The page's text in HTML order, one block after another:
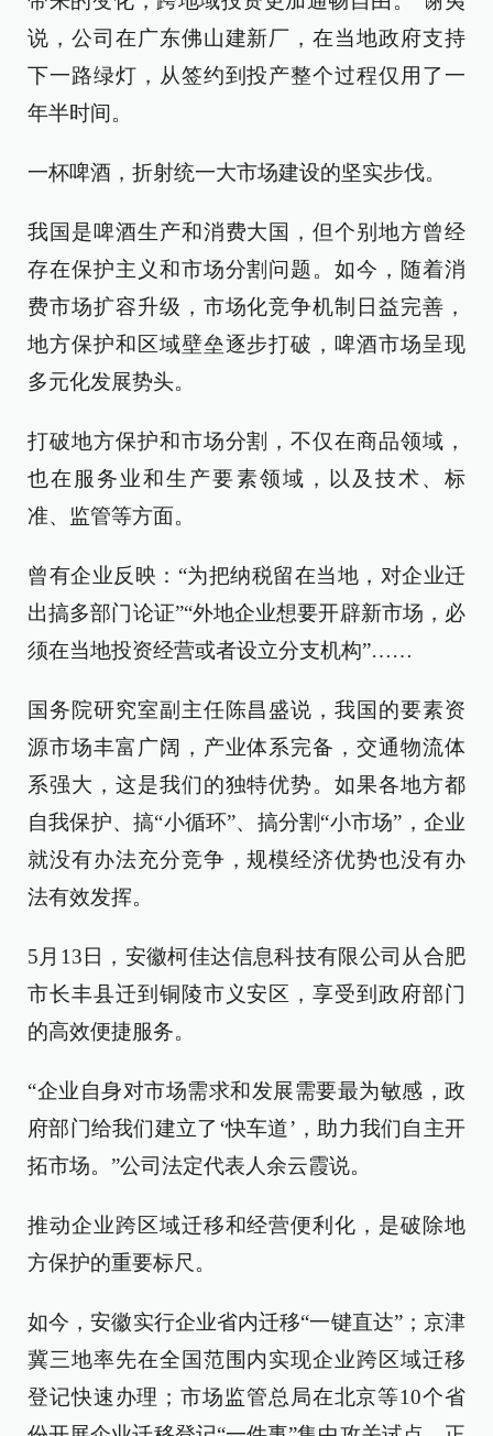
说，公司在广东佛山建新厂，在当地政府支持
下一路绿灯，从签约到投产整个过程仅用了一
年半时间。
一杯啤酒，折射统一大市场建设的坚实步伐。
我国是啤酒生产和消费大国，但个别地方曾经
存在保护主义和市场分割问题。如今，随着消
费市场扩容升级，市场化竞争机制日益完善，
地方保护和区域壁垒逐步打破，啤酒市场呈现
多元化发展势头。
打破地方保护和市场分割，不仅在商品领域，
也在服务业和生产要素领域，以及技术、标
准、监管等方面。
曾有企业反映：“为把纳税留在当地，对企业迁
出搞多部门论证”“外地企业想要开辟新市场，必
须在当地投资经营或者设立分支机构”……
国务院研究室副主任陈昌盛说，我国的要素资
源市场丰富广阔，产业体系完备，交通物流体
系强大，这是我们的独特优势。如果各地方都
自我保护、搞“小循环”、搞分割“小市场”，企业
就没有办法充分竞争，规模经济优势也没有办
法有效发挥。
5月13日，安徽柯佳达信息科技有限公司从合肥
市长丰县迁到铜陵市义安区，享受到政府部门
的高效便捷服务。
“企业自身对市场需求和发展需要最为敏感，政
府部门给我们建立了‘快车道’，助力我们自主开
拓市场。”公司法定代表人余云霞说。
推动企业跨区域迁移和经营便利化，是破除地
方保护的重要标尺。
如今，安徽实行企业省内迁移“一键直达”；京津
冀三地率先在全国范围内实现企业跨区域迁移
登记快速办理；市场监管总局在北京等10个省